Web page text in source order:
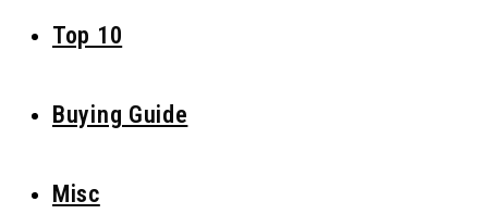
Top 10
Buying Guide
Misc